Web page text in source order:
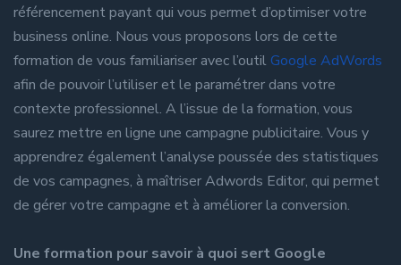
référencement payant qui vous permet d’optimiser votre
business online. Nous vous proposons lors de cette
formation de vous familiariser avec l’outil Google AdWords
afin de pouvoir l’utiliser et le paramétrer dans votre
contexte professionnel. A l’issue de la formation, vous
saurez mettre en ligne une campagne publicitaire. Vous y
apprendrez également l’analyse poussée des statistiques
de vos campagnes, à maîtriser Adwords Editor, qui permet
de gérer votre campagne et à améliorer la conversion.
Une formation pour savoir à quoi sert Google